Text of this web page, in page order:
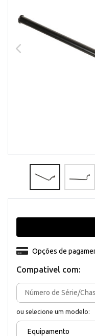
Compativel com:
ou selecione um modelo:
Equipamento
Opções de